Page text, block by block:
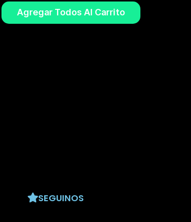
Agregar Todos Al Carrito
SEGUINOS